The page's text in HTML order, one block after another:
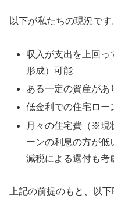
以下が私たちの現況です
収入が支出を上回っ
形成）可能
ある一定の資産があ
低金利での住宅ロー
月々の住宅費（※現
ーンの利息の方が
減税による還付も考
上記の前提のもと、以